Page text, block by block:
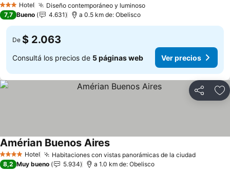
3 Estrellas
Hotel Diseño contemporáneo y luminoso
7,7 Bueno 4.631 a 0.5 km de: Obelisco
De $ 2.063
Consultá los precios de 5 páginas web Ver precios
Compartir
4 EstrellasHotel Habitaciones con vistas panorámicas de la ciudad
Amérian Buenos Aires
8,2 Muy bueno 5.934 a 1.0 km de: Obelisco